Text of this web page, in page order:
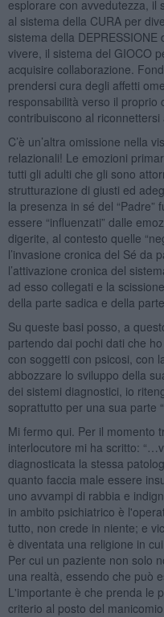
esplorare con avvedutezza, il
al sistema della CURA per
sistema della
vivere, il sistema del GIOCO
acquisire collaborazione.
prendersi cura degli affetti
responsabilità verso il proprio
contribuiscono al riconnettersi
C’è un’altra omissione nella
relazionali! Le emozioni
tutti gli adulti che gli sono
strutturazione di giusti ed
la presenza in sé del
essere “influenzati” dalle
digerite, al contesto quelle
l’invasione cronica del Sé da
l’attivazione cronica del
ad esso collegati e la
della parte sadica e della
Su queste basi posso, a
partendo dai pochi dati che
con soggetti con psicosi, con
abbozzare lo sviluppo della
dei sistemi diagnostici, io
soprattutto per una sua parte
Mi fermo qui. Per il momento
interlocutore mi ha scritto:
diagnosticata la stessa
quanto faccia male essere
uno avvampi di rabbia e
in ambito psichiatrico è
tutto, non crede in niente; e
è diventata una religione in
Per cui un paziente non solo
una realtà, essendo che può
L'importante è che prenda le
criterio al posto del manicomio.